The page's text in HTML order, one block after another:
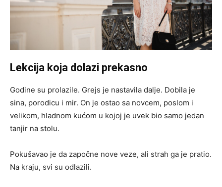
Lekcija koja dolazi prekasno
Godine su prolazile. Grejs je nastavila dalje. Dobila je
sina, porodicu i mir. On je ostao sa novcem, poslom i
velikom, hladnom kućom u kojoj je uvek bio samo jedan
tanjir na stolu.
Pokušavao je da započne nove veze, ali strah ga je pratio.
Na kraju, svi su odlazili.